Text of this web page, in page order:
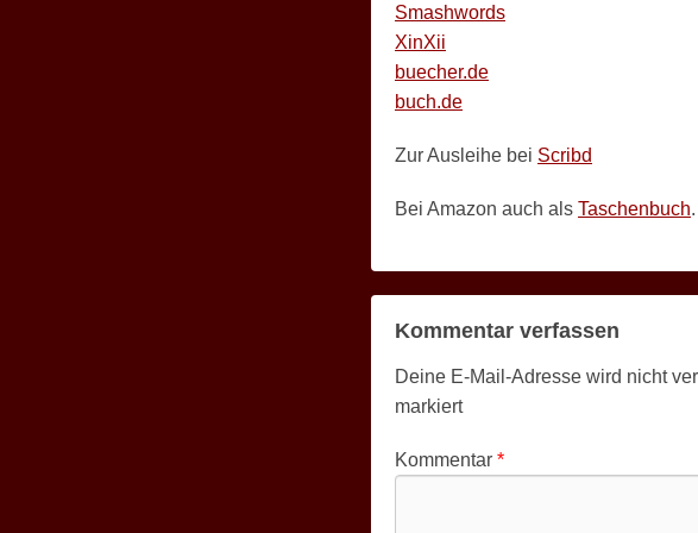
Smashwords
XinXii
buecher.de
buch.de
Zur Ausleihe bei Scribd
Bei Amazon auch als Taschenbuch
Kommentar verfassen
Deine E-Mail-Adresse wird nicht
markiert
Kommentar *